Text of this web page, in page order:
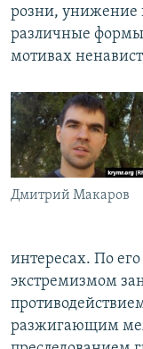
розни, унижение
различные формы
мотивах
Дмитрий Макаров
интересах. По
экстремизмом
разжигающим